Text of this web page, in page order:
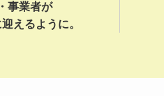
事業者が
えるように。